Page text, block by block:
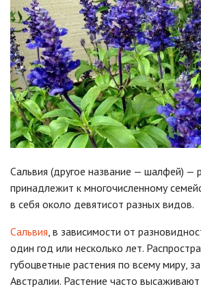
Сальвия (другое название — шалфей) —
принадлежит к многочисленному
в себя около девятисот разных видов.
Сальвия, в зависимости от
один год или несколько лет.
губоцветные растения по всему миру,
Австралии. Растение часто высаживают